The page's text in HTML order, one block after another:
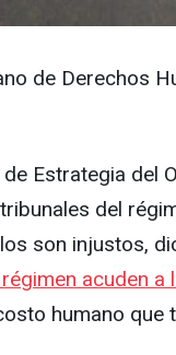
de Derechos
Estrategia del
del
son injustos,
acuden a
humano que